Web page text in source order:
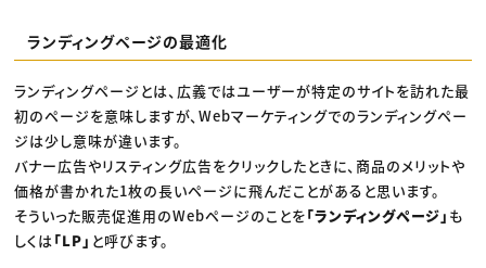
ランディングページの最適化
ランディングページとは、広義ではユーザーが特定のサイトを訪れた最
初のページを意味しますが、Webマーケティングでのランディングペー
ジは少し意味が違います。
バナー広告やリスティング広告をクリックしたときに、商品のメリットや
価格が書かれた1枚の長いページに飛んだことがあると思います。
そういった販売促進用のWebページのことを「ランディングページ」 も
しくは 「LP」 と呼びます。